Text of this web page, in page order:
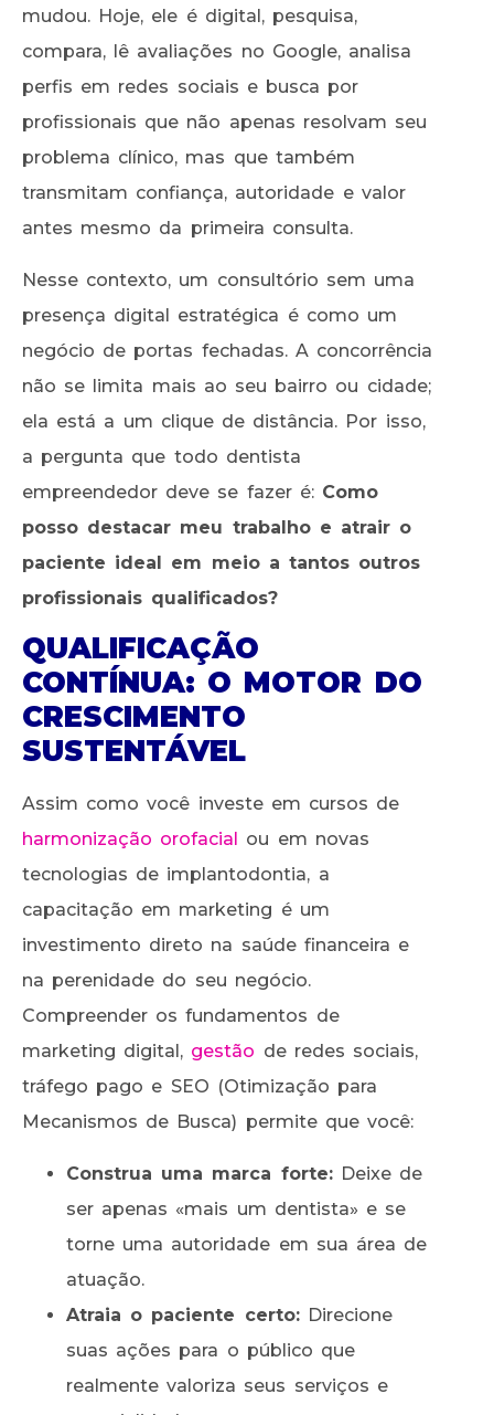
mudou. Hoje, ele é digital, pesquisa,
compara, lê avaliações no Google, analisa
perfis em redes sociais e busca por
profissionais que não apenas resolvam seu
problema clínico, mas que também
transmitam confiança, autoridade e valor
antes mesmo da primeira consulta.
Nesse contexto, um consultório sem uma
presença digital estratégica é como um
negócio de portas fechadas. A concorrência
não se limita mais ao seu bairro ou cidade;
ela está a um clique de distância. Por isso,
a pergunta que todo dentista
empreendedor deve se fazer é: Como
posso destacar meu trabalho e atrair o
paciente ideal em meio a tantos outros
profissionais qualificados?
QUALIFICAÇÃO
CONTÍNUA: O MOTOR DO
CRESCIMENTO
SUSTENTÁVEL
Assim como você investe em cursos de
harmonização orofacial
ou em novas
tecnologias de implantodontia, a
capacitação em marketing é um
investimento direto na saúde financeira e
na perenidade do seu negócio.
Compreender os fundamentos de
marketing digital, gestão de redes sociais,
tráfego pago e SEO (Otimização para
Mecanismos de Busca) permite que você:
Construa uma marca forte:Deixe de
ser apenas «mais um dentista» e se
torne uma autoridade em sua área de
atuação.
Atraia o paciente certo:Direcione
suas ações para o público que
realmente valoriza seus serviços e